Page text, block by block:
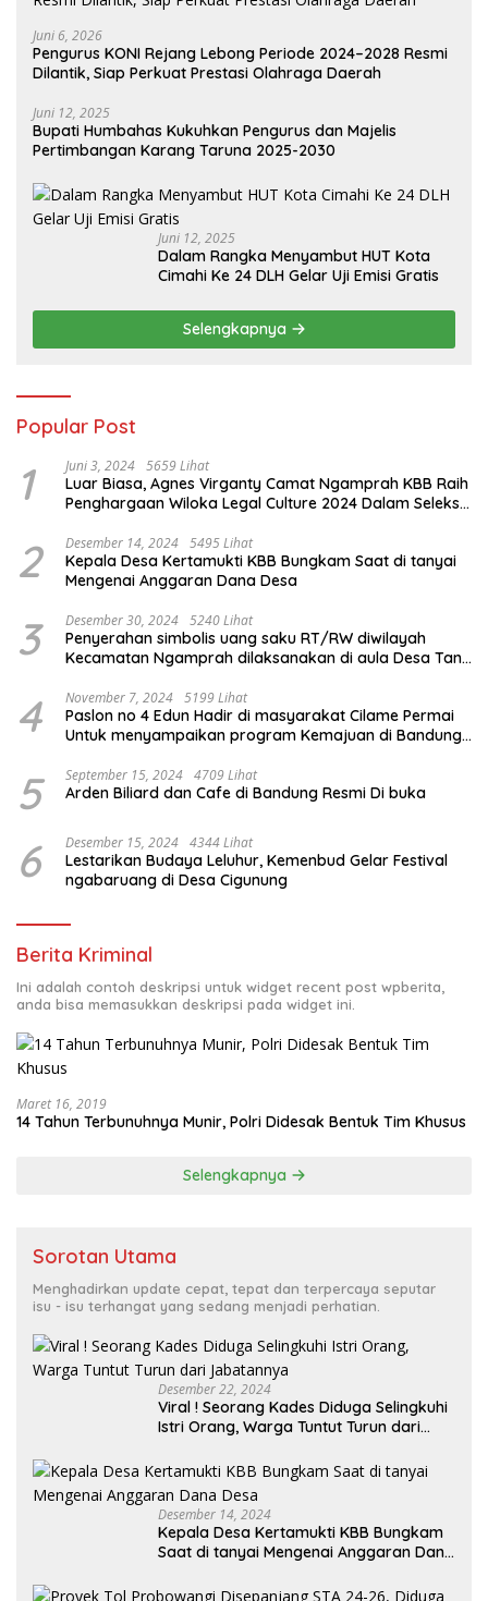
Juni 6, 2026
Pengurus KONI Rejang Lebong Periode 2024–2028 Resmi
Dilantik, Siap Perkuat Prestasi Olahraga Daerah
Juni 12, 2025
Bupati Humbahas Kukuhkan Pengurus dan Majelis
Pertimbangan Karang Taruna 2025-2030
Juni 12, 2025
Dalam Rangka Menyambut HUT Kota
Cimahi Ke 24 DLH Gelar Uji Emisi Gratis
Selengkapnya
Popular Post
1 Juni 3, 2024 5659 Lihat
Luar Biasa, Agnes Virganty Camat Ngamprah KBB Raih
Penghargaan Wiloka Legal Culture 2024 Dalam Seleksi
2 Desember 14, 2024 5495 Lihat
Kepala Desa Kertamukti KBB Bungkam Saat di tanyai
Mengenai Anggaran Dana Desa
3 Desember 30, 2024 5240 Lihat
Penyerahan simbolis uang saku RT/RW diwilayah
Kecamatan Ngamprah dilaksanakan di aula Desa Tani
4 November 7, 2024 5199 Lihat
Paslon no 4 Edun Hadir di masyarakat Cilame Permai
Untuk menyampaikan program Kemajuan di Bandung
5 September 15, 2024 4709 Lihat
Arden Biliard dan Cafe di Bandung Resmi Di buka
6 Desember 15, 2024 4344 Lihat
Lestarikan Budaya Leluhur, Kemenbud Gelar Festival
ngabaruang di Desa Cigunung
Berita Kriminal
Ini adalah contoh deskripsi untuk widget recent post wpberita,
anda bisa memasukkan deskripsi pada widget ini.
Maret 16, 2019
14 Tahun Terbunuhnya Munir, Polri Didesak Bentuk Tim Khusus
Selengkapnya
Sorotan Utama
Menghadirkan update cepat, tepat dan terpercaya seputar
isu - isu terhangat yang sedang menjadi perhatian.
Desember 22, 2024
Viral ! Seorang Kades Diduga Selingkuhi
Istri Orang, Warga Tuntut Turun dari
Desember 14, 2024
Kepala Desa Kertamukti KBB Bungkam
Saat di tanyai Mengenai Anggaran Dana